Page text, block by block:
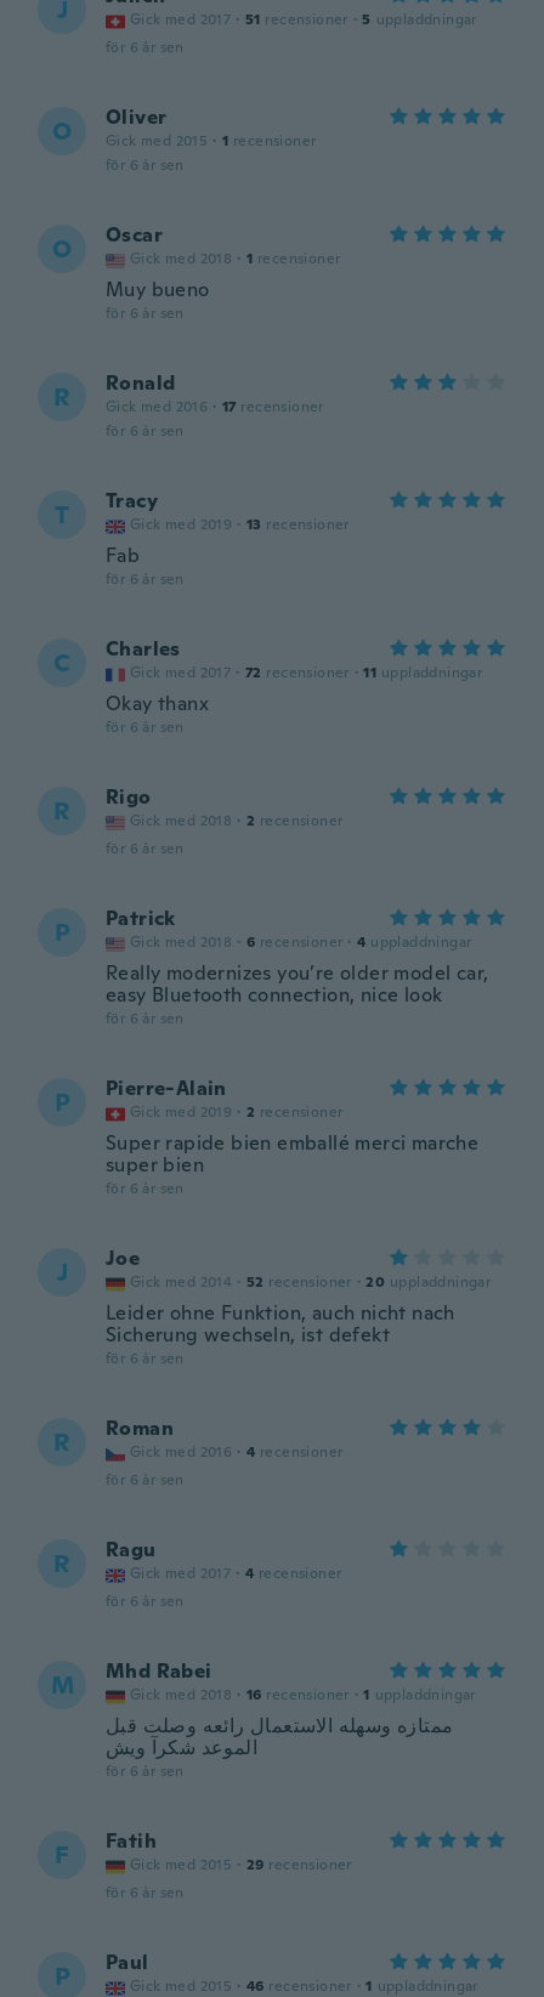
J Gick med 2017 · 51 recensioner · 5 uppladdningar
för 6 år sen
O Oliver
Gick med 2015 · 1 recensioner
för 6 år sen
O Oscar
Gick med 2018 · 1 recensioner
Muy bueno
för 6 år sen
R Ronald
Gick med 2016 · 17 recensioner
för 6 år sen
T Tracy
Gick med 2019 · 13 recensioner
Fab
för 6 år sen
C Charles
Gick med 2017 · 72 recensioner · 11 uppladdningar
Okay thanx
för 6 år sen
R Rigo
Gick med 2018 · 2 recensioner
för 6 år sen
P Patrick
Gick med 2018 · 6 recensioner · 4 uppladdningar
Really modernizes you’re older model car,
easy Bluetooth connection, nice look
för 6 år sen
P Pierre-Alain
Gick med 2019 · 2 recensioner
Super rapide bien emballé merci marche
super bien
för 6 år sen
J Joe
Gick med 2014 · 52 recensioner · 20 uppladdningar
Leider ohne Funktion, auch nicht nach
Sicherung wechseln, ist defekt
för 6 år sen
R Roman
Gick med 2016 · 4 recensioner
för 6 år sen
R Ragu
Gick med 2017 · 4 recensioner
för 6 år sen
M Mhd Rabei
Gick med 2018 · 16 recensioner · 1 uppladdningar
ممتازه وسهله الاستعمال رائعه وصلت قبل
الموعد شكرآ ويش
för 6 år sen
F Fatih
Gick med 2015 · 29 recensioner
för 6 år sen
P Paul
Gick med 2015 · 46 recensioner · 1 uppladdningar